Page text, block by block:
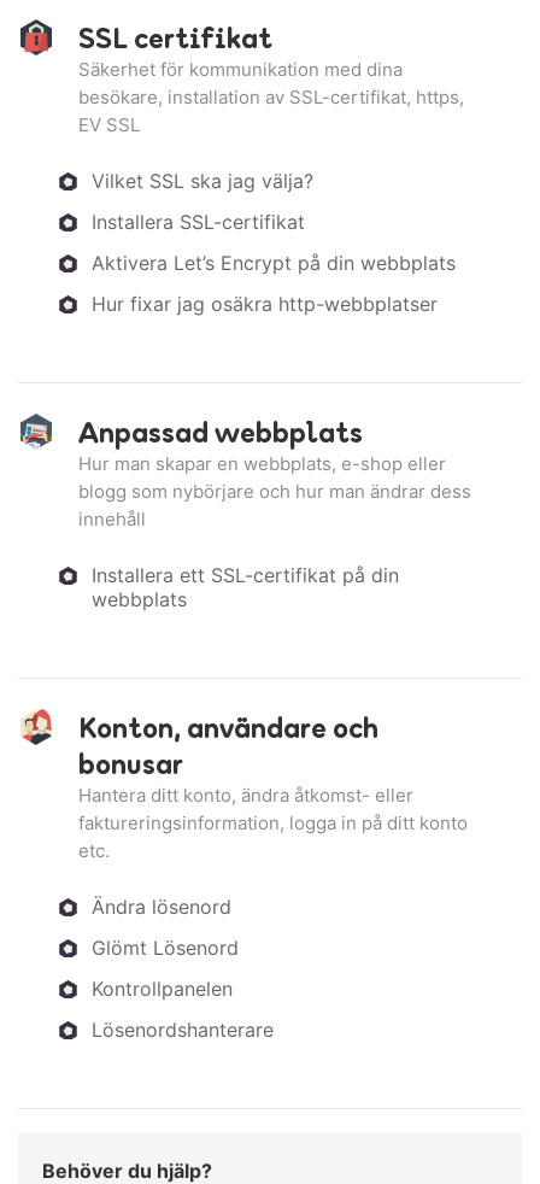
SSL certifikat
Säkerhet för kommunikation med dina
besökare, installation av SSL-certifikat, https,
EV SSL
Vilket SSL ska jag välja?
Installera SSL-certifikat
Aktivera Let’s Encrypt på din webbplats
Hur fixar jag osäkra http-webbplatser
Anpassad webbplats
Hur man skapar en webbplats, e-shop eller
blogg som nybörjare och hur man ändrar dess
innehåll
Installera ett SSL-certifikat på din
webbplats
Konton, användare och
bonusar
Hantera ditt konto, ändra åtkomst- eller
faktureringsinformation, logga in på ditt konto
etc.
Ändra lösenord
Glömt Lösenord
Kontrollpanelen
Lösenordshanterare
Behöver du hjälp?